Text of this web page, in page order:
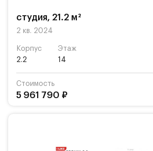
студия, 21.2 м²
2 кв. 2024
Корпус
2.2
Этаж
14
Стоимость
5 961 790 ₽